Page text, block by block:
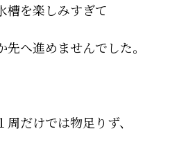
槽を楽しみすぎて
先へ進めませんでした。
周だけでは物足りず、